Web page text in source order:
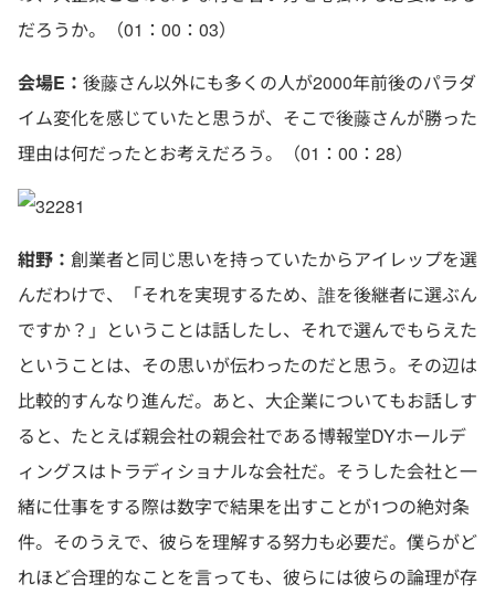
だろうか。（01：00：03）
会場E： 後藤さん以外にも多くの人が2000年前後のパラダ
イム変化を感じていたと思うが、そこで後藤さんが勝った
理由は何だったとお考えだろう。（01：00：28）
紺野： 創業者と同じ思いを持っていたからアイレップを選
んだわけで、「それを実現するため、誰を後継者に選ぶん
ですか？」ということは話したし、それで選んでもらえた
ということは、その思いが伝わったのだと思う。その辺は
比較的すんなり進んだ。あと、大企業についてもお話しす
ると、たとえば親会社の親会社である博報堂DYホールデ
ィングスはトラディショナルな会社だ。そうした会社と一
緒に仕事をする際は数字で結果を出すことが1つの絶対条
件。そのうえで、彼らを理解する努力も必要だ。僕らがど
れほど合理的なことを言っても、彼らには彼らの論理が存